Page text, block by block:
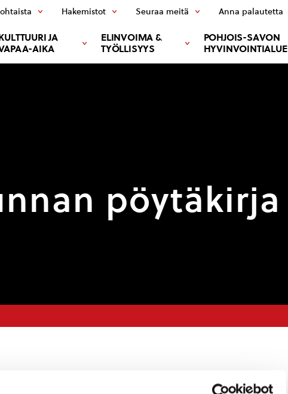
JA
AIKA
ELINVOIMA &
TYÖLLISYYS
POHJOIS-SAVON
HYVINVOINTIALUE
Hakemistot Seuraa meitä Anna palautetta
pöytäkirja